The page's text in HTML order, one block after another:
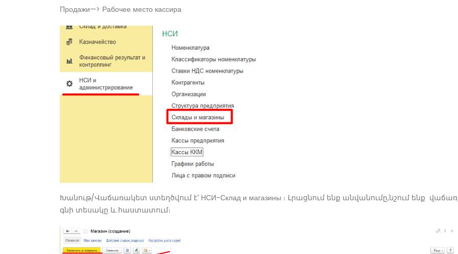
Продажи—> Рабочее место кассира
Խանութ/Վաճառակետ ստեղծվում է՝ НСИ-Склад и магазины ։ Լրացնում ենք անվանումը,նշում ենք
գնի տեսակը և հաստատում։
Պարտքի ստուգում/Ведомость
Զեղչերի ձևավորում/Скидки
02/04/2025
Վճարում մատակարարին/
Расходный кассовый ордер
Մանրածախ վաճառք/Розничная
продажа